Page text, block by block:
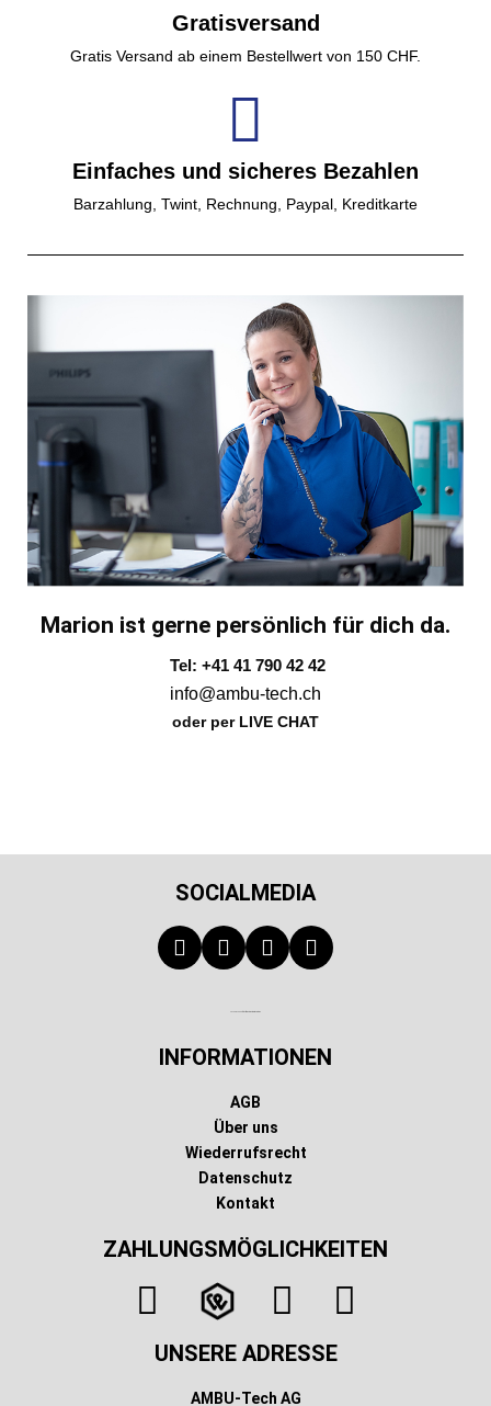
Gratisversand
Gratis Versand ab einem Bestellwert von 150 CHF.
Einfaches und sicheres Bezahlen
Barzahlung, Twint, Rechnung, Paypal, Kreditkarte
Marion ist gerne persönlich für dich da.
Tel: +41 41 790 42 42
info@ambu-tech.ch
oder per LIVE CHAT
SOCIALMEDIA
INFORMATIONEN
AGB
Über uns
Wiederrufsrecht
Datenschutz
Kontakt
ZAHLUNGSMÖGLICHKEITEN
UNSERE ADRESSE
AMBU-Tech AG